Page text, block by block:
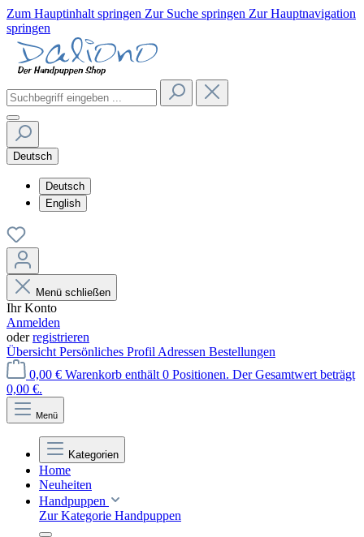
Zum Hauptinhalt springen Zur Suche springen Zur Hauptnavigation
springen
Deutsch
Deutsch
English
Menü schließen
Ihr Konto
Anmelden
oderregistrieren
Übersicht Persönliches Profil Adressen Bestellungen
0,00 € Warenkorb enthält 0 Positionen. Der Gesamtwert beträgt
0,00 €.
Menü
Kategorien
Home
Neuheiten
Handpuppen
Zur Kategorie Handpuppen